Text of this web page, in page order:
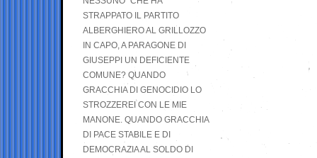
STRAPPATO IL PARTITO
ALBERGHIERO AL GRILLOZZO
IN CAPO, A PARAGONE DI
GIUSEPPI UN DEFICIENTE
COMUNE? QUANDO
GRACCHIA DI GENOCIDIO LO
STROZZEREI CON LE MIE
MANONE. QUANDO GRACCHIA
DI PACE STABILE E DI
DEMOCRAZIA AL SOLDO DI